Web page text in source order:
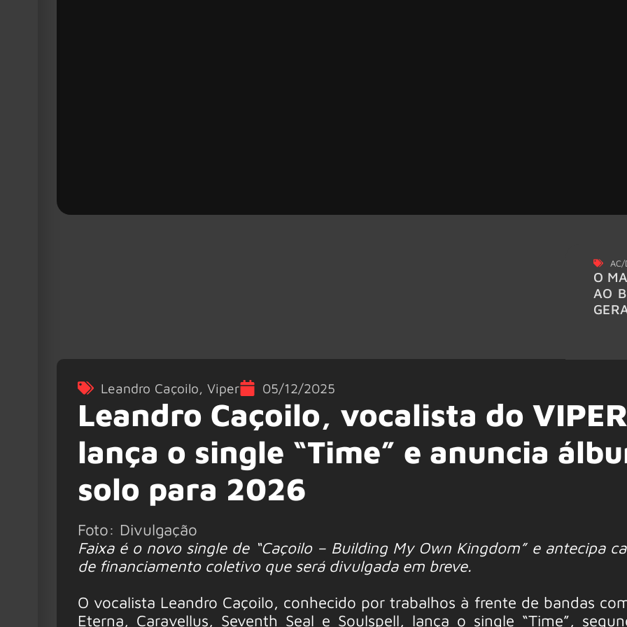
AC/
O
AO
Leandro Caçoilo, Viper 05/12/2025
Leandro Caçoilo, vocalista do
lança o single “Time” e anuncia
solo para 2026
Foto: Divulgação
Faixa é o novo single de “Caçoilo – Building My Own Kingdom” e antecipa
de financiamento coletivo que será divulgada em breve.
O vocalista Leandro Caçoilo, conhecido por trabalhos à frente de bandas
Eterna, Caravellus, Seventh Seal e Soulspell, lança o single “Time”,